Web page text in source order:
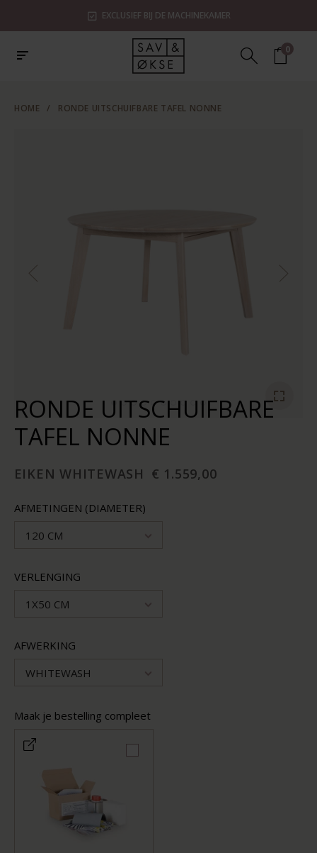
EXCLUSIEF BIJ DE MACHINEKAMER
0
HOME / RONDE UITSCHUIFBARE TAFEL NONNE
RONDE UITSCHUIFBARE
TAFEL NONNE
EIKEN WHITEWASH € 1.559,00
AFMETINGEN (DIAMETER)
120 CM
VERLENGING
1X50 CM
AFWERKING
WHITEWASH
Maak je bestelling compleet